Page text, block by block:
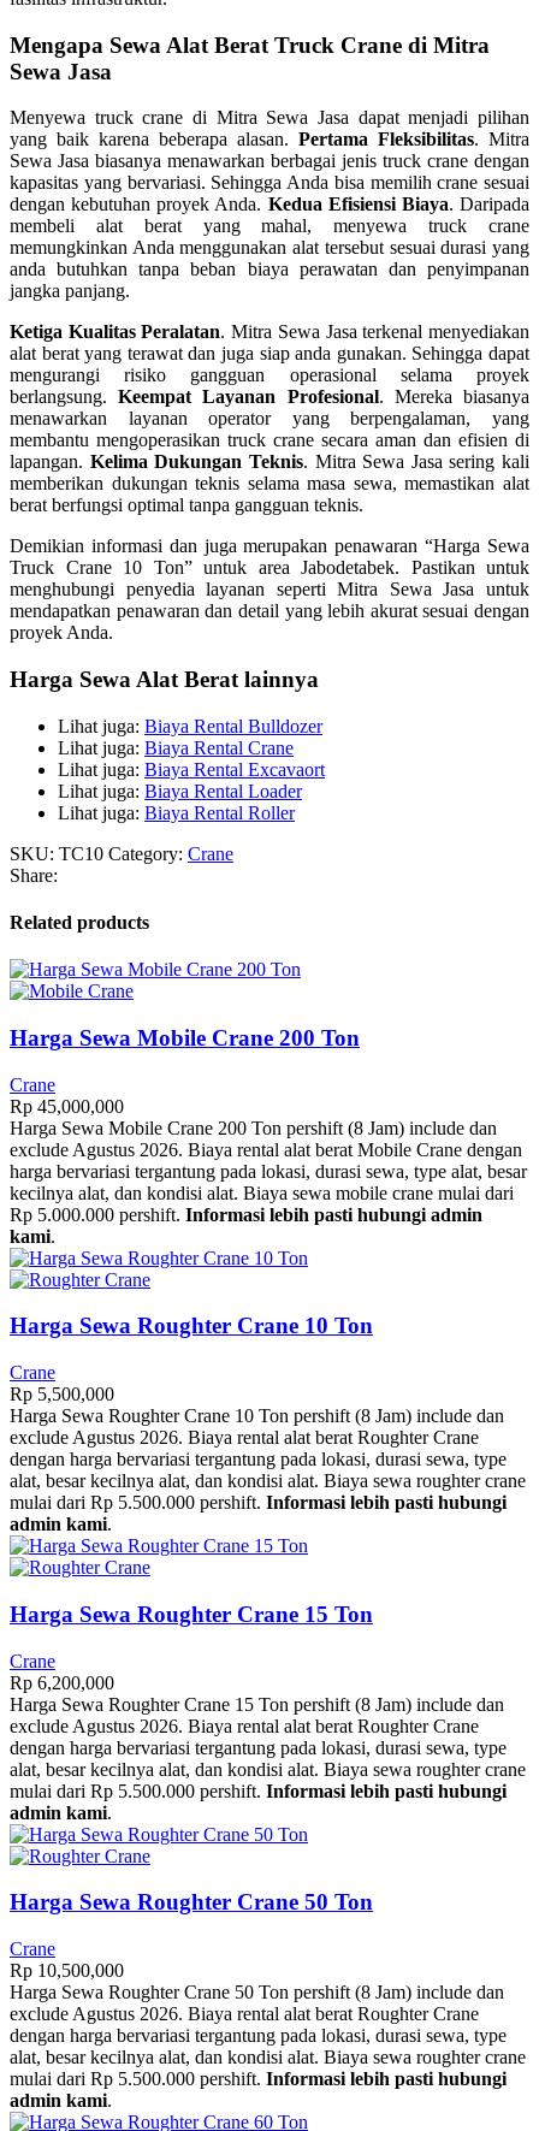
Mengapa Sewa Alat Berat Truck Crane di Mitra
Sewa Jasa
Menyewa truck crane di Mitra Sewa Jasa dapat menjadi pilihan
yang baik karena beberapa alasan. Pertama Fleksibilitas. Mitra
Sewa Jasa biasanya menawarkan berbagai jenis truck crane dengan
kapasitas yang bervariasi. Sehingga Anda bisa memilih crane sesuai
dengan kebutuhan proyek Anda. Kedua Efisiensi Biaya. Daripada
membeli alat berat yang mahal, menyewa truck crane
memungkinkan Anda menggunakan alat tersebut sesuai durasi yang
anda butuhkan tanpa beban biaya perawatan dan penyimpanan
jangka panjang.
Ketiga Kualitas Peralatan. Mitra Sewa Jasa terkenal menyediakan
alat berat yang terawat dan juga siap anda gunakan. Sehingga dapat
mengurangi risiko gangguan operasional selama proyek
berlangsung.Keempat Layanan Profesional. Mereka biasanya
menawarkan layanan operator yang berpengalaman, yang
membantu mengoperasikan truck crane secara aman dan efisien di
lapangan. Kelima Dukungan Teknis. Mitra Sewa Jasa sering kali
memberikan dukungan teknis selama masa sewa, memastikan alat
berat berfungsi optimal tanpa gangguan teknis.
Demikian informasi dan juga merupakan penawaran “Harga Sewa
Truck Crane 10 Ton” untuk area Jabodetabek. Pastikan untuk
menghubungi penyedia layanan seperti Mitra Sewa Jasa untuk
mendapatkan penawaran dan detail yang lebih akurat sesuai dengan
proyek Anda.
Harga Sewa Alat Berat lainnya
Lihat juga: Biaya Rental Bulldozer
Lihat juga: Biaya Rental Crane
Lihat juga: Biaya Rental Excavaort
Lihat juga: Biaya Rental Loader
Lihat juga: Biaya Rental Roller
SKU: TC10 Category: Crane
Share:
Related products
Harga Sewa Mobile Crane 200 Ton
Crane
Rp 45,000,000
Harga Sewa Mobile Crane 200 Ton pershift (8 Jam) include dan
exclude Agustus 2026. Biaya rental alat berat Mobile Crane dengan
harga bervariasi tergantung pada lokasi, durasi sewa, type alat, besar
kecilnya alat, dan kondisi alat. Biaya sewa mobile crane mulai dari
Rp 5.000.000 pershift. Informasi lebih pasti hubungi admin
kami.
Harga Sewa Roughter Crane 10 Ton
Crane
Rp 5,500,000
Harga Sewa Roughter Crane 10 Ton pershift (8 Jam) include dan
exclude Agustus 2026. Biaya rental alat berat Roughter Crane
dengan harga bervariasi tergantung pada lokasi, durasi sewa, type
alat, besar kecilnya alat, dan kondisi alat. Biaya sewa roughter crane
mulai dari Rp 5.500.000 pershift. Informasi lebih pasti hubungi
admin kami.
Harga Sewa Roughter Crane 15 Ton
Crane
Rp 6,200,000
Harga Sewa Roughter Crane 15 Ton pershift (8 Jam) include dan
exclude Agustus 2026. Biaya rental alat berat Roughter Crane
dengan harga bervariasi tergantung pada lokasi, durasi sewa, type
alat, besar kecilnya alat, dan kondisi alat. Biaya sewa roughter crane
mulai dari Rp 5.500.000 pershift. Informasi lebih pasti hubungi
admin kami.
Harga Sewa Roughter Crane 50 Ton
Crane
Rp 10,500,000
Harga Sewa Roughter Crane 50 Ton pershift (8 Jam) include dan
exclude Agustus 2026. Biaya rental alat berat Roughter Crane
dengan harga bervariasi tergantung pada lokasi, durasi sewa, type
alat, besar kecilnya alat, dan kondisi alat. Biaya sewa roughter crane
mulai dari Rp 5.500.000 pershift. Informasi lebih pasti hubungi
admin kami.